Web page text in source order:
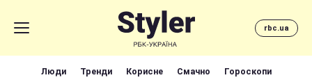
rbc.ua
Люди Тренди Корисне Смачно Гороскопи